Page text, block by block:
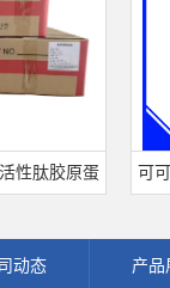
胶原蛋 可可粉
动态 产品